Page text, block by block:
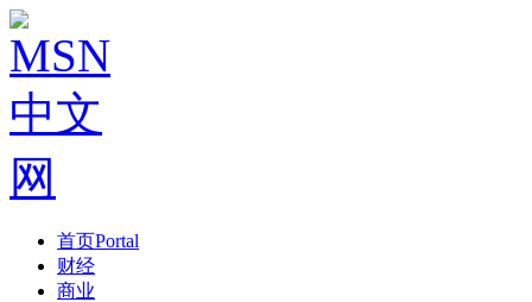
首页Portal
财经
商业